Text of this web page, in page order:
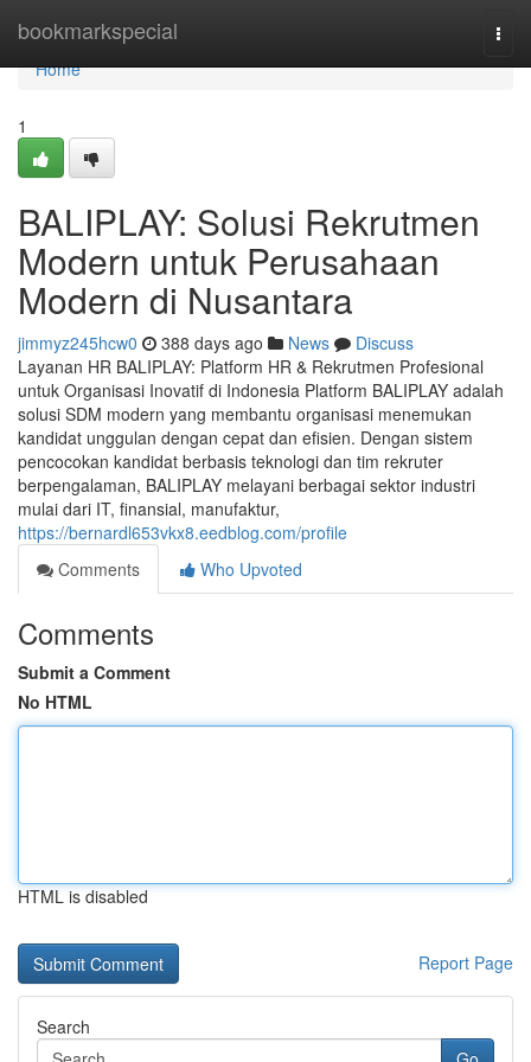
bookmarkspecial
Home
Home
1
BALIPLAY: Solusi Rekrutmen
Modern untuk Perusahaan
Modern di Nusantara
jimmyz245hcw0 388 days ago News
Discuss
Layanan HR BALIPLAY: Platform HR & Rekrutmen Profesional
untuk Organisasi Inovatif di Indonesia Platform BALIPLAY adalah
solusi SDM modern yang membantu organisasi menemukan
kandidat unggulan dengan cepat dan efisien. Dengan sistem
pencocokan kandidat berbasis teknologi dan tim rekruter
berpengalaman, BALIPLAY melayani berbagai sektor industri
mulai dari IT, finansial, manufaktur,
https://bernardl653vkx8.eedblog.com/profile
Comments
Who Upvoted
Comments
Submit a Comment
No HTML
HTML is disabled
Report Page
Search